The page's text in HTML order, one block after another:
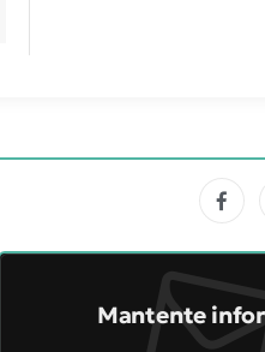
Mantente